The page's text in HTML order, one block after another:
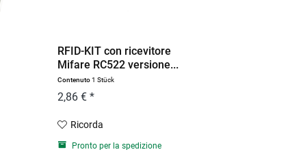
RFID-KIT con ricevitore
Mifare RC522 versione...
Contenuto1 Stück
2,86 € *
Ricorda
Pronto per la spedizione